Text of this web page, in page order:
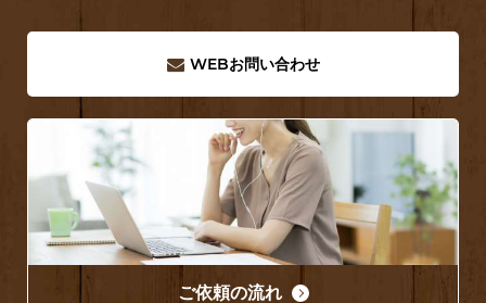
WEBお問い合わせ
ご依頼の流れ